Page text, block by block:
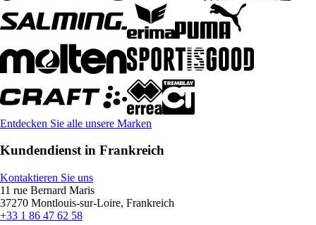
Entdecken Sie alle unsere Marken
Kundendienst in Frankreich
Kontaktieren Sie uns
11 rue Bernard Maris
37270 Montlouis-sur-Loire, Frankreich
+33 1 86 47 62 58